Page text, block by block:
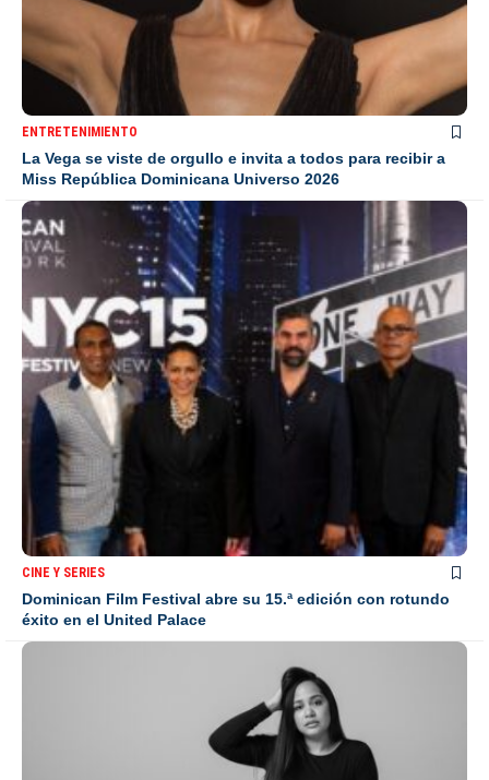
ENTRETENIMIENTO
La Vega se viste de orgullo e invita a todos para recibir a
Miss República Dominicana Universo 2026
CINE Y SERIES
Dominican Film Festival abre su 15.ª edición con rotundo
éxito en el United Palace